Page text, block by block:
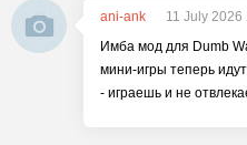
ani-ank
11 July 2026
Имба мод для Dumb
мини-игры теперь
- играешь и не